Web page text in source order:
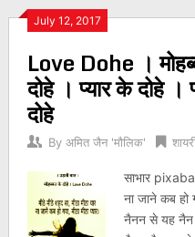
July 12, 2017
Love Dohe ।
दोहे । प्यार के दोहे ।
दोहे
By अमित जैन 'मौलिक'
साभार
ना जाने कब हो
नैनन से यह नैन